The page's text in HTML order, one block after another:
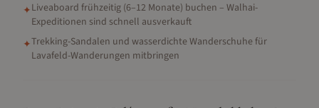
✦Liveaboard frühzeitig (6–12 Monate) buchen – Walhai-
Expeditionen sind schnell ausverkauft
✦Trekking-Sandalen und wasserdichte Wanderschuhe für
Lavafeld-Wanderungen mitbringen